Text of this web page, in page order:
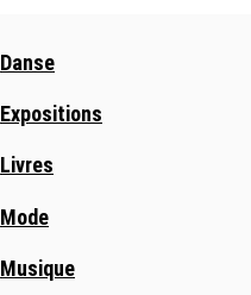
Danse
Expositions
Livres
Mode
Musique